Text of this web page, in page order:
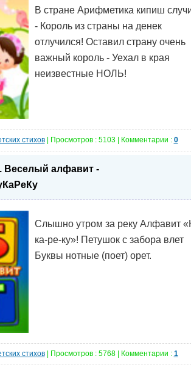
В стране Арифметика кипиш
- Король из страны на денек
отлучился! Оставил страну очень
важный король - Уехал в края
неизвестные НОЛЬ!
стихов| Просмотров : 5103 | Комментарии : 0
алфавит -
Слышно утром за реку Алфавит
ка-ре-ку»! Петушок с забора влет
Буквы нотные (поет) орет.
стихов| Просмотров : 5768 | Комментарии : 1